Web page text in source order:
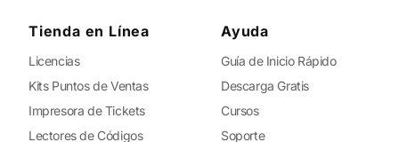
Tienda en Línea
Licencias
Kits Puntos de Ventas
Impresora de Tickets
Lectores de Códigos
Ayuda
Guía de Inicio Rápido
Descarga Gratis
Cursos
Soporte